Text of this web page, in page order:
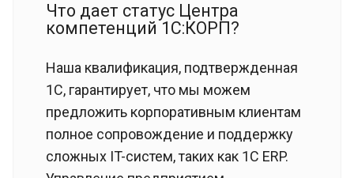
Что дает статус Центра
компетенций 1С:КОРП?
Наша квалификация, подтвержденная
1С, гарантирует, что мы можем
предложить корпоративным клиентам
полное сопровождение и поддержку
сложных IT-систем, таких как 1С ERP.